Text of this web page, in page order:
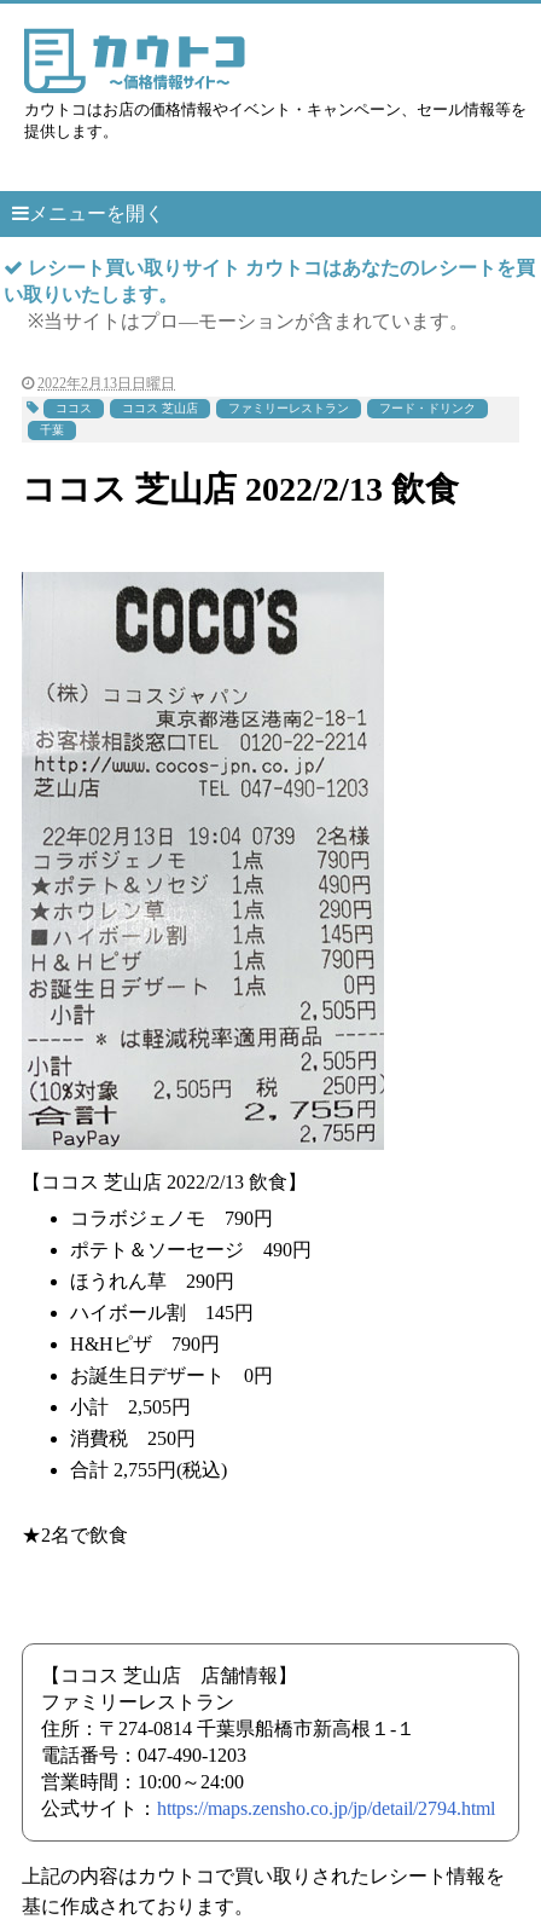
カウトコはお店の価格情報やイベント・キャンペーン、セール情報等を
提供します。
メニューを開く
レシート買い取りサイト カウトコはあなたのレシートを買
い取りいたします。
※当サイトはプロ―モーションが含まれています。
2022年2月13日日曜日
ココス ココス 芝山店 ファミリーレストラン
フード・ドリンク
千葉
ココス 芝山店 2022/2/13 飲食
【ココス 芝山店 2022/2/13 飲食】
コラボジェノモ 790円
ポテト＆ソーセージ 490円
ほうれん草 290円
ハイボール割 145円
H&Hピザ 790円
お誕生日デザート 0円
小計 2,505円
消費税 250円
合計 2,755円(税込)
★2名で飲食
【ココス 芝山店 店舗情報】
ファミリーレストラン
住所：〒274-0814 千葉県船橋市新高根１-１
電話番号：047-490-1203
営業時間：10:00～24:00
公式サイト： https://maps.zensho.co.jp/jp/detail/2794.html
上記の内容はカウトコで買い取りされたレシート情報を
基に作成されております。